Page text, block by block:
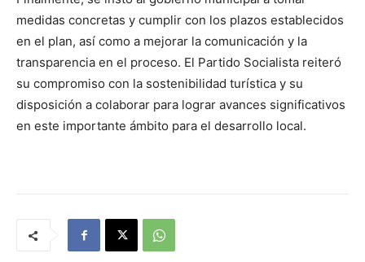
medidas concretas y cumplir con los plazos establecidos
en el plan, así como a mejorar la comunicación y la
transparencia en el proceso. El Partido Socialista reiteró
su compromiso con la sostenibilidad turística y su
disposición a colaborar para lograr avances significativos
en este importante ámbito para el desarrollo local.